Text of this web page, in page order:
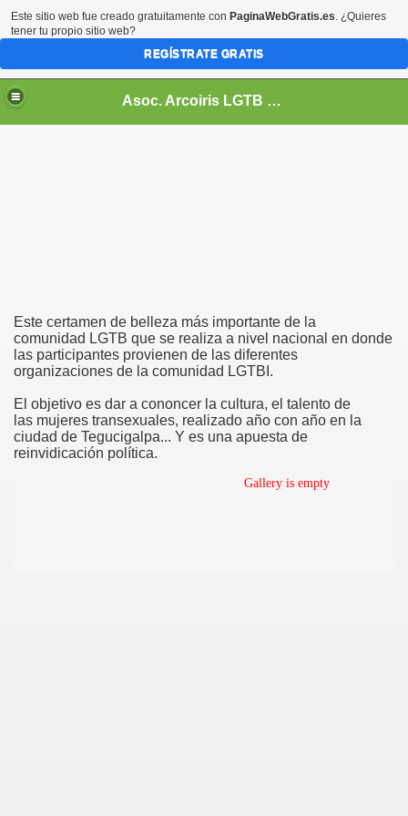
Asoc. Arcoiris LGTB de Honduras
Este certamen de belleza más importante de la
comunidad LGTB que se realiza a nivel nacional en donde
las participantes provienen de las diferentes
organizaciones de la comunidad LGTBI.
El objetivo es dar a cononcer la cultura, el talento de
las mujeres transexuales, realizado año con año en la
ciudad de Tegucigalpa... Y es una apuesta de
reinvidicación política.
Este sitio web fue creado gratuitamente con PaginaWebGratis.es. ¿Quieres
tener tu propio sitio web?
REGÍSTRATE GRATIS